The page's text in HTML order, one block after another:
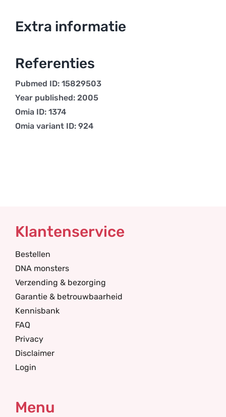
Extra informatie
Referenties
Pubmed ID: 15829503
Year published: 2005
Omia ID: 1374
Omia variant ID: 924
Klantenservice
Bestellen
DNA monsters
Verzending & bezorging
Garantie & betrouwbaarheid
Kennisbank
FAQ
Privacy
Disclaimer
Login
Menu